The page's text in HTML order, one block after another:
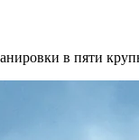
в пяти